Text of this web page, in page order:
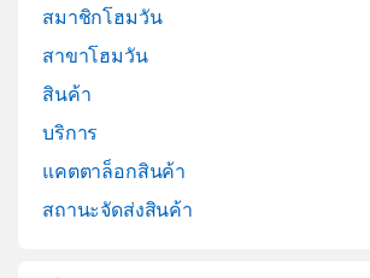
สมาชิกโฮมวัน
สาขาโฮมวัน
สินค้า
บริการ
แคตตาล็อกสินค้า
สถานะจัดส่งสินค้า